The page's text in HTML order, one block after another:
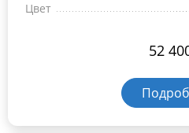
Цвет
52